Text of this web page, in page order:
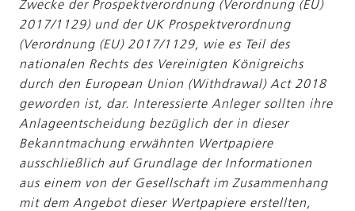
Zwecke der Prospektverordnung (Verordnung (EU)
2017/1129) und der UK Prospektverordnung
(Verordnung (EU) 2017/1129, wie es Teil des
nationalen Rechts des Vereinigten Königreichs
durch den European Union (Withdrawal) Act 2018
geworden ist, dar. Interessierte Anleger sollten ihre
Anlageentscheidung bezüglich der in dieser
Bekanntmachung erwähnten Wertpapiere
ausschließlich auf Grundlage der Informationen
aus einem von der Gesellschaft im Zusammenhang
mit dem Angebot dieser Wertpapiere erstellten,